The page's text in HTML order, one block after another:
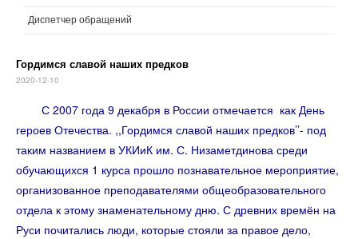
Диспетчер обращений
Гордимся славой наших предков
2020-12-10
С 2007 года 9 декабря в России отмечается как День
героев Отечества. ,,Гордимся славой наших предков’’- под
таким названием в УКИиК им. С. Низаметдинова среди
обучающихся 1 курса прошло познавательное мероприятие,
организованное преподавателями общеобразовательного
отдела к этому знаменательному дню. С древних времён на
Руси почитались люди, которые стояли за правое дело,